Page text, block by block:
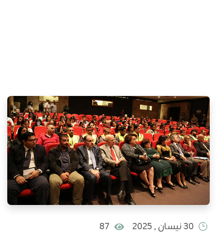
30 نيسان , 2025 87